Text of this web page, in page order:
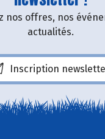
nos offres, nos
actualités.
Inscription